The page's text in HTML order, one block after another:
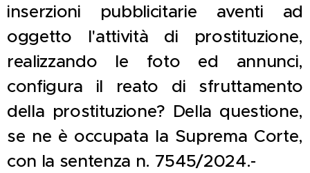
inserzioni pubblicitarie aventi ad
oggetto l'attività di prostituzione,
realizzando le foto ed annunci,
configura il reato di sfruttamento
della prostituzione? Della questione,
se ne è occupata la Suprema Corte,
con la sentenza n. 7545/2024.-